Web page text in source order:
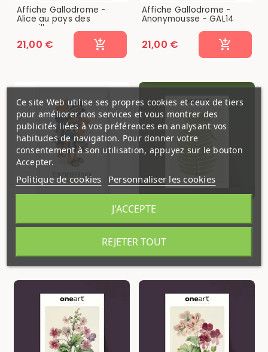
Affiche Gallodrome -
Alice au pays des
maroilles -...
21,00 €
Affiche Gallodrome -
Anonymousse - GAL14
21,00 €
C'est la moule à la plage
- GAL10
Affiche One Art - 30x40
24,00 €
Ce site Web utilise ses propres cookies et ceux de tiers
pour améliorer nos services et vous montrer des
publicités liées à vos préférences en analysant vos
habitudes de navigation. Pour donner votre
consentement à son utilisation, appuyez sur le bouton
Accepter.
Politique de cookies Personnaliser les cookies
REJETER TOUT
J'ACCEPTE